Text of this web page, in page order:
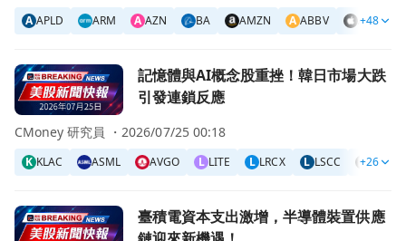
A APLD ARM A AZN BA AMZN A ABBV AAPL
+48
前往記憶體與AI概念股重挫！韓日市場大跌引發連鎖反應頁面
記憶體與AI概念股重挫！韓日市場大跌
引發連鎖反應
K KLAC ASML AVGO L LITE L LRCX L LSCC MRVL
+26
CMoney 研究員 ・ 2026/07/25 00:18
前往臺積電資本支出激增，半導體裝置供應鏈迎來新機遇！
臺積電資本支出激增，半導體裝置供應